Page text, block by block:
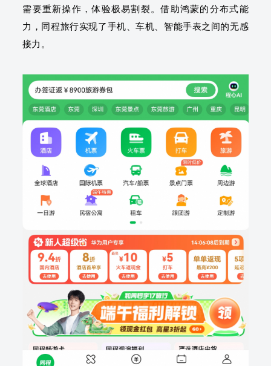
需要重新操作，体验极易割裂。借助鸿蒙的分布式能
力，同程旅行实现了手机、车机、智能手表之间的无感
接力。